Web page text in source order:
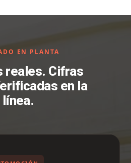
EN PLANTA
reales. Cifras
en la
línea.